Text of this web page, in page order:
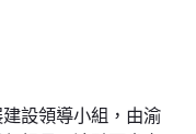
設領導小組，由渝